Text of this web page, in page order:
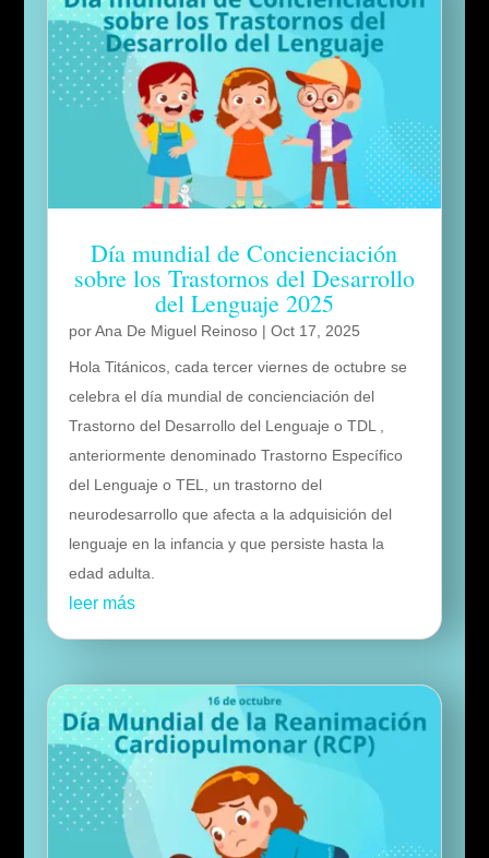
Día mundial de Concienciación
sobre los Trastornos del Desarrollo
del Lenguaje 2025
porAna De Miguel Reinoso| Oct 17, 2025
Hola Titánicos, cada tercer viernes de octubre se
celebra el día mundial de concienciación del
Trastorno del Desarrollo del Lenguaje o TDL ,
anteriormente denominado Trastorno Específico
del Lenguaje o TEL, un trastorno del
neurodesarrollo que afecta a la adquisición del
lenguaje en la infancia y que persiste hasta la
edad adulta.
leer más